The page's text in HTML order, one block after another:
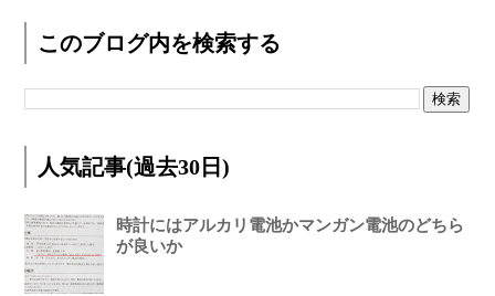
このブログ内を検索する
人気記事(過去30日)
時計にはアルカリ電池かマンガン電池のどちら
が良いか